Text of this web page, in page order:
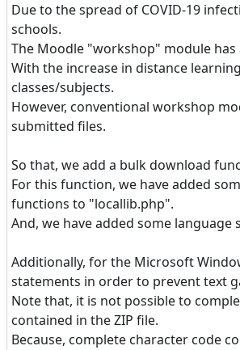
Due to the spread of COVID-19
schools.
The Moodle "workshop" module
With the increase in distance
classes/subjects.
However, conventional workshop
submitted files.
So that, we add a bulk download
For this function, we have added
functions to "locallib.php".
And, we have added some language
Additionally, for the Microsoft
statements in order to prevent text
Note that, it is not possible to
contained in the ZIP file.
Because, complete character code